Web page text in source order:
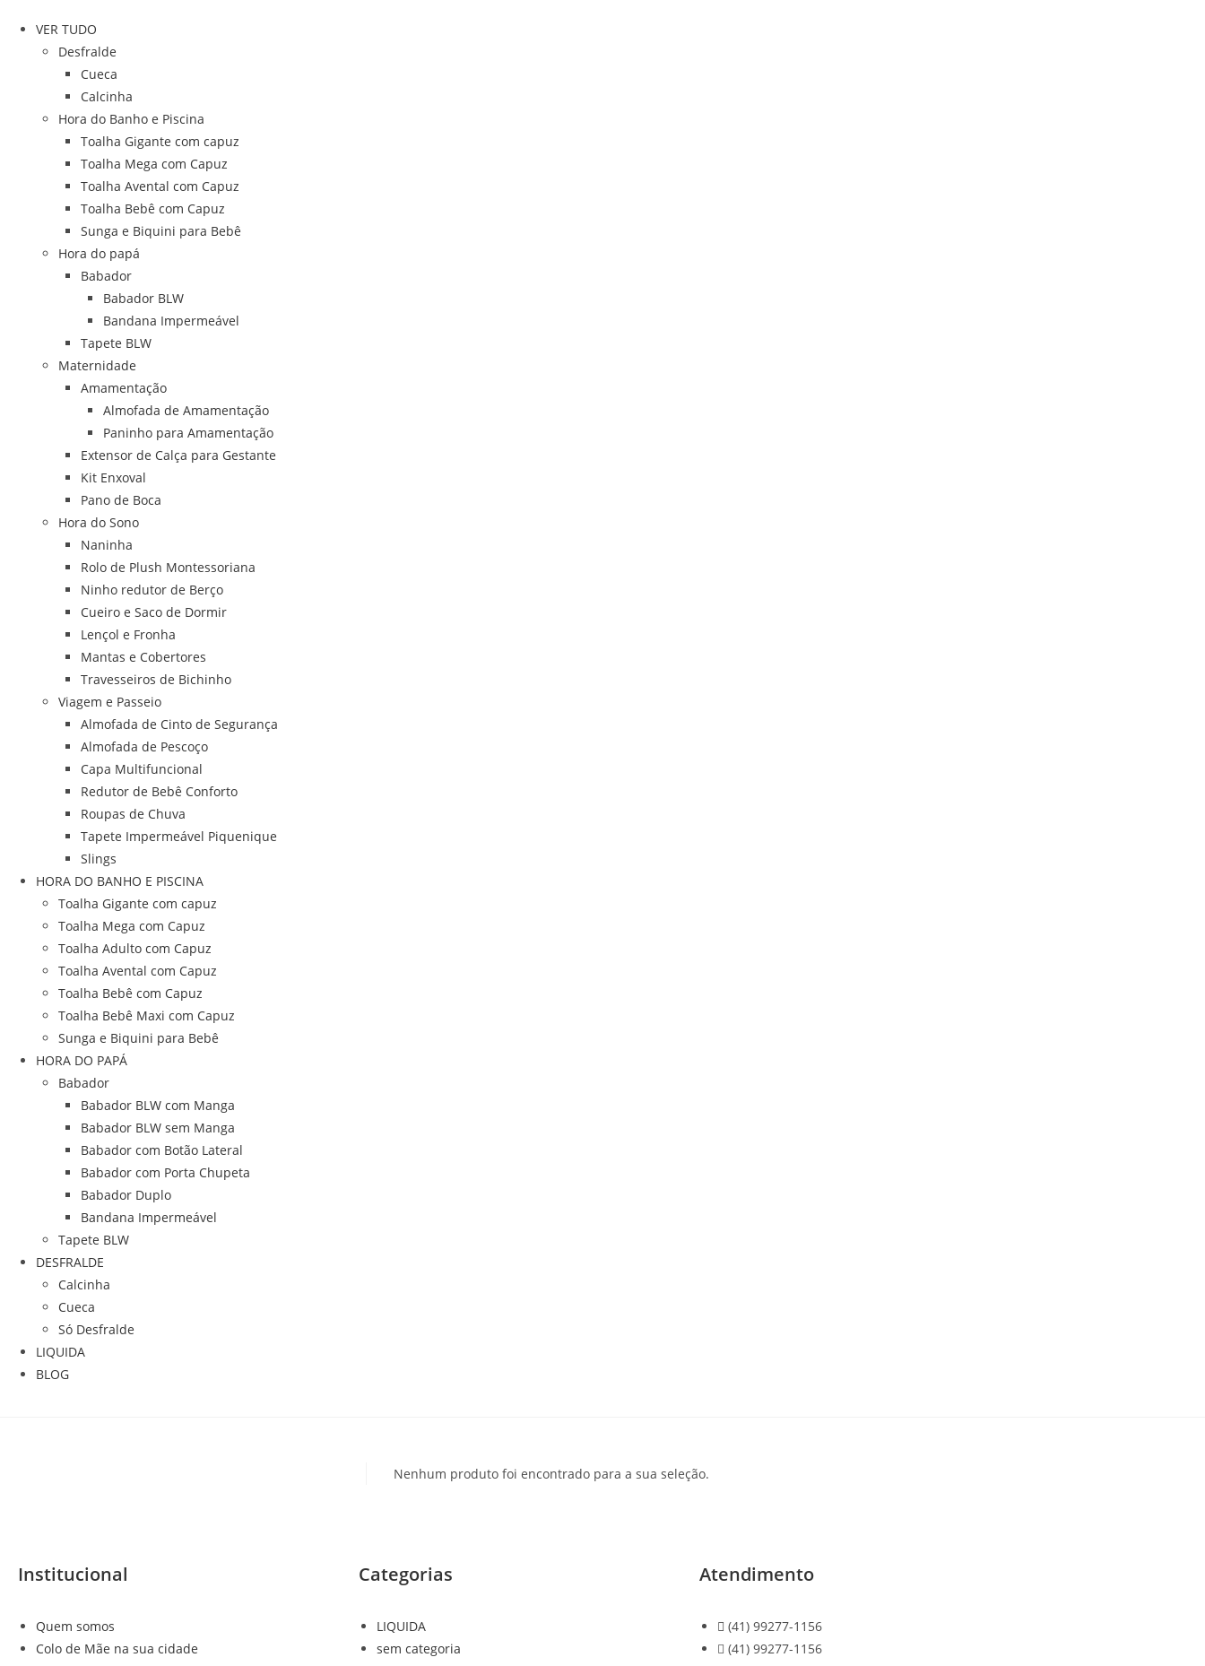
VER TUDO
Desfralde
Cueca
Calcinha
Hora do Banho e Piscina
Toalha Gigante com capuz
Toalha Mega com Capuz
Toalha Avental com Capuz
Toalha Bebê com Capuz
Sunga e Biquini para Bebê
Hora do papá
Babador
Babador BLW
Bandana Impermeável
Tapete BLW
Maternidade
Amamentação
Almofada de Amamentação
Paninho para Amamentação
Extensor de Calça para Gestante
Kit Enxoval
Pano de Boca
Hora do Sono
Naninha
Rolo de Plush Montessoriana
Ninho redutor de Berço
Cueiro e Saco de Dormir
Lençol e Fronha
Mantas e Cobertores
Travesseiros de Bichinho
Viagem e Passeio
Almofada de Cinto de Segurança
Almofada de Pescoço
Capa Multifuncional
Redutor de Bebê Conforto
Roupas de Chuva
Tapete Impermeável Piquenique
Slings
HORA DO BANHO E PISCINA
Toalha Gigante com capuz
Toalha Mega com Capuz
Toalha Adulto com Capuz
Toalha Avental com Capuz
Toalha Bebê com Capuz
Toalha Bebê Maxi com Capuz
Sunga e Biquini para Bebê
HORA DO PAPÁ
Babador
Babador BLW com Manga
Babador BLW sem Manga
Babador com Botão Lateral
Babador com Porta Chupeta
Babador Duplo
Bandana Impermeável
Tapete BLW
DESFRALDE
Calcinha
Cueca
Só Desfralde
LIQUIDA
BLOG
Nenhum produto foi encontrado para a sua seleção.
Institucional
Quem somos
Colo de Mãe na sua cidade
Categorias
LIQUIDA
sem categoria
Atendimento
(41) 99277-1156
(41) 99277-1156